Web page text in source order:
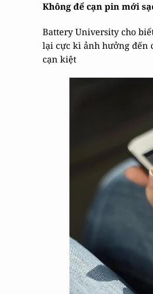
Không để cạn pin mới
Battery University cho
lại cực kì ảnh hưởng đến
cạn kiệt